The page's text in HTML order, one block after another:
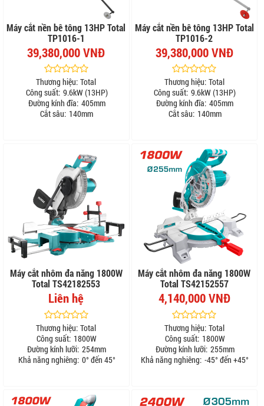
Máy cắt nền bê tông 13HP Total
TP1016-1
39,380,000 VNĐ
Thương hiệu: Total
Công suất: 9.6kW (13HP)
Đường kính đĩa: 405mm
Cắt sâu: 140mm
Máy cắt nền bê tông 13HP Total
TP1016-2
39,380,000 VNĐ
Thương hiệu: Total
Công suất: 9.6kW (13HP)
Đường kính đĩa: 405mm
Cắt sâu: 140mm
Máy cắt nhôm đa năng 1800W
Total TS42182553
Liên hệ
Thương hiệu: Total
Công suất: 1800W
Đường kính lưỡi: 254mm
Khả năng nghiêng: 0° đến 45°
Máy cắt nhôm đa năng 1800W
Total TS42152557
4,140,000 VNĐ
Thương hiệu: Total
Công suất: 1800W
Đường kính lưỡi: 255mm
Khả năng nghiêng: -45° đến +45°